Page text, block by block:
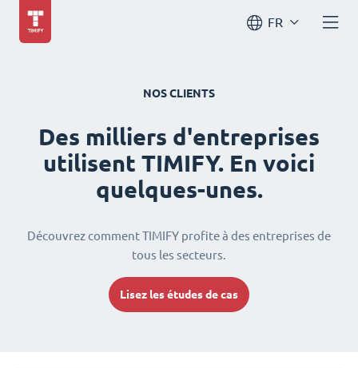
FR
NOS CLIENTS
Des milliers d'entreprises
utilisent TIMIFY. En voici
quelques-unes.
Découvrez comment TIMIFY profite à des entreprises de
tous les secteurs.
Lisez les études de cas